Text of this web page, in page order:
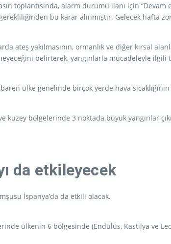
toplantısında, alarm durumu ilanı için
bu karar alınmıştır. Gelecek hafta
ateş yakılmasının, ormanlık ve diğer kırsal
belirterek, yangınlarla mücadeleyle ilgili
ülke genelinde birçok yerde hava
kuzey bölgelerinde 3 noktada büyük yangınlar
da etkileyecek
İspanya’da da etkili olacak.
ülkenin 6 bölgesinde (Endülüs, Kastilya ve